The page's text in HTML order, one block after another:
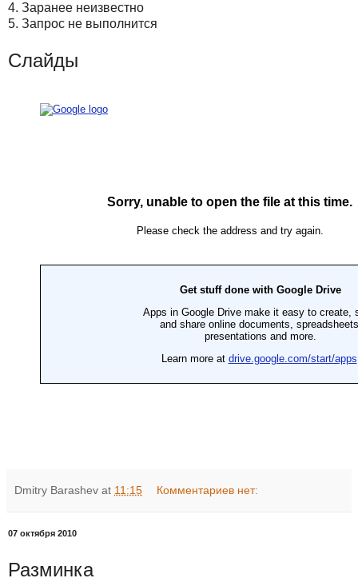
Заранее неизвестно
Запрос не выполнится
Слайды
Dmitry Barashev at 11:15 Комментариев нет:
07 октября 2010
Разминка